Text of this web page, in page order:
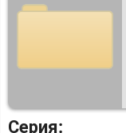
Серия: